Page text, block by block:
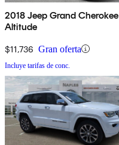
2018 Jeep Grand Cherokee
Altitude
$11,736 Gran oferta
Incluye tarifas de conc.